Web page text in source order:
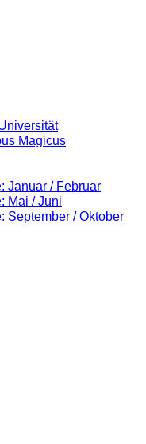
Magicus
Januar / Februar
Mai / Juni
/ Oktober